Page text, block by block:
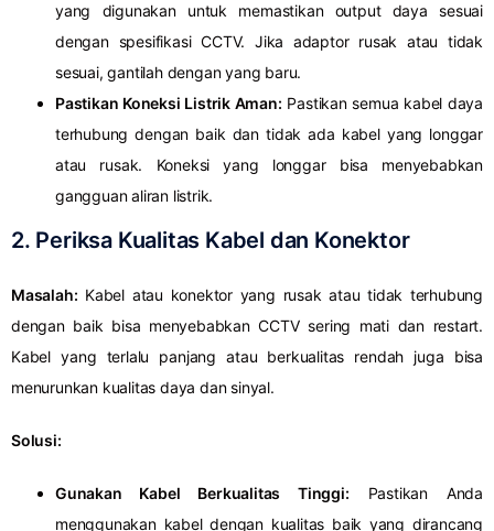
yang digunakan untuk memastikan output daya sesuai
dengan spesifikasi CCTV. Jika adaptor rusak atau tidak
sesuai, gantilah dengan yang baru.
Pastikan Koneksi Listrik Aman: Pastikan semua kabel daya
terhubung dengan baik dan tidak ada kabel yang longgar
atau rusak. Koneksi yang longgar bisa menyebabkan
gangguan aliran listrik.
2. Periksa Kualitas Kabel dan Konektor
Masalah: Kabel atau konektor yang rusak atau tidak terhubung
dengan baik bisa menyebabkan CCTV sering mati dan restart.
Kabel yang terlalu panjang atau berkualitas rendah juga bisa
menurunkan kualitas daya dan sinyal.
Solusi:
Gunakan Kabel Berkualitas Tinggi: Pastikan Anda
menggunakan kabel dengan kualitas baik yang dirancang